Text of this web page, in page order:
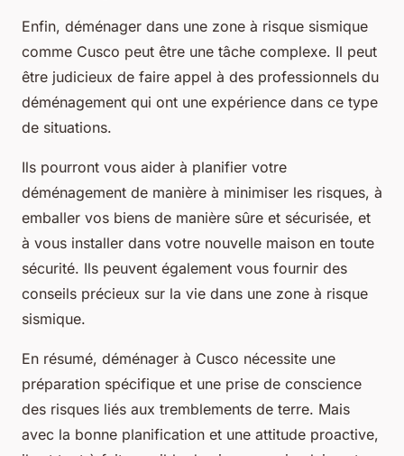
Enfin, déménager dans une zone à risque sismique
comme Cusco peut être une tâche complexe. Il peut
être judicieux de faire appel à des professionnels du
déménagement qui ont une expérience dans ce type
de situations.
Ils pourront vous aider à planifier votre
déménagement de manière à minimiser les risques, à
emballer vos biens de manière sûre et sécurisée, et
à vous installer dans votre nouvelle maison en toute
sécurité. Ils peuvent également vous fournir des
conseils précieux sur la vie dans une zone à risque
sismique.
En résumé, déménager à Cusco nécessite une
préparation spécifique et une prise de conscience
des risques liés aux tremblements de terre. Mais
avec la bonne planification et une attitude proactive,